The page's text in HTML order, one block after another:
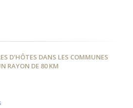
D'HÔTES DANS LES COMMUNES
RAYON DE 80 KM